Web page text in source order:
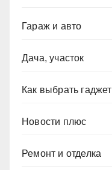
Гараж и авто
Дача, участок
Как выбрать гаджет
Новости плюс
Ремонт и отделка